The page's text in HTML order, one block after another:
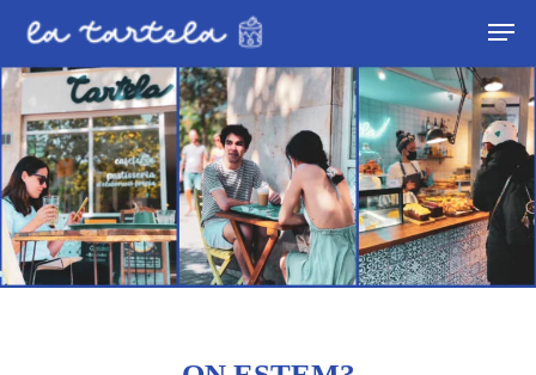
main
content
Close
Menu